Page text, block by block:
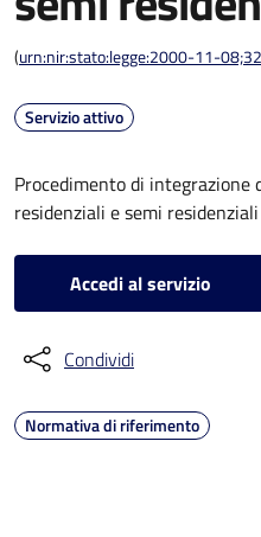
(urn:nir:stato:legge:2000-11-
Servizio attivo
Procedimento di integrazione
residenziali e semi residenziali
Accedi al servizio
Condividi
Normativa di riferimento